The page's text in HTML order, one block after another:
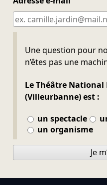
Une question pour
n’êtes pas une
Le Théâtre National
(Villeurbanne) est :
un spectacle
un organisme
Ne pas remplir
Je